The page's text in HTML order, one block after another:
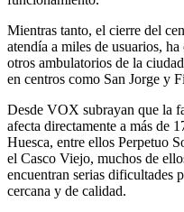
Mientras tanto, el cierre del
atendía a miles de usuarios,
otros ambulatorios de la
en centros como San Jorge y
Desde VOX subrayan que la
afecta directamente a más de
Huesca, entre ellos Perpetuo
el Casco Viejo, muchos de
encuentran serias dificultades
cercana y de calidad.